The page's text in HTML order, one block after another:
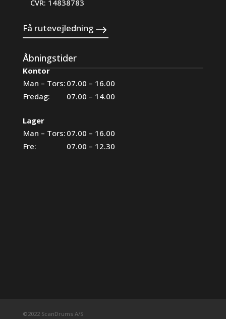
CVR: 14838783
Få rutevejledning
Åbningstider
Kontor
Man – Tors: 07.00 – 16.00
Fredag:
07.00 – 14.00
Lager
Man – Tors: 07.00 – 16.00
Fre:
07.00 – 12.30
©2022 ScanDrums A/S